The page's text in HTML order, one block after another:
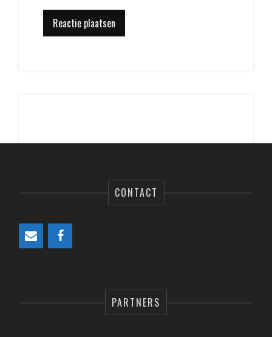
CONTACT
PARTNERS